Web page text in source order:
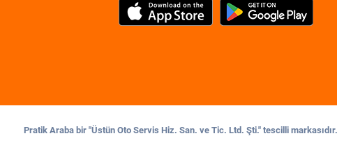
Pratik Araba bir "Üstün Oto Servis Hiz. San. ve Tic. Ltd. Şti." tescilli markasıdır.